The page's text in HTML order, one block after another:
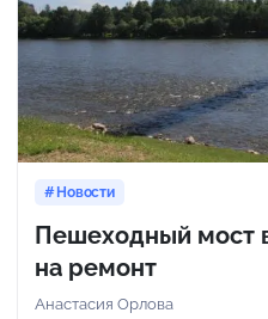
Новости
Пешеходный мост
на ремонт
Анастасия Орлова